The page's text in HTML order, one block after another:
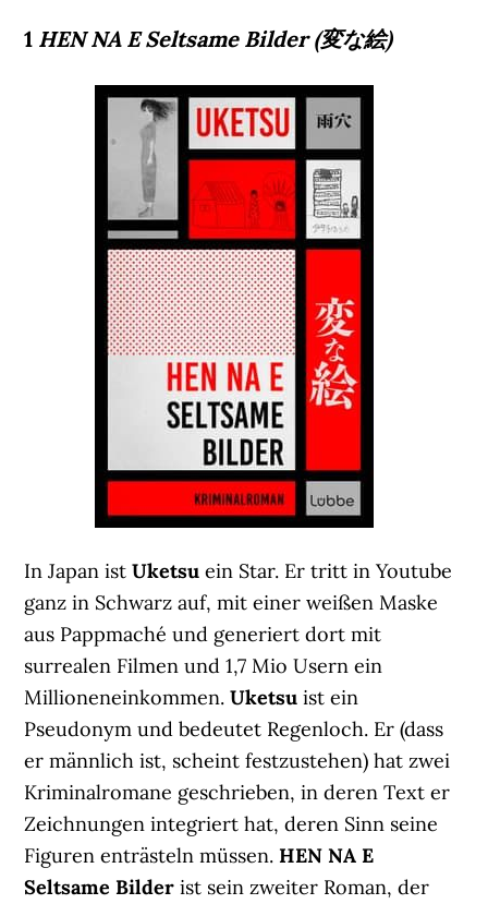
1 HEN NA E Seltsame Bilder (変な絵)
In Japan istUketsu ein Star. Er tritt in Youtube
ganz in Schwarz auf, mit einer weißen Maske
aus Pappmaché und generiert dort mit
surrealen Filmen und 1,7 Mio Usern ein
Millioneneinkommen.Uketsu ist ein
Pseudonym und bedeutet Regenloch. Er (dass
er männlich ist, scheint festzustehen) hat zwei
Kriminalromane geschrieben, in deren Text er
Zeichnungen integriert hat, deren Sinn seine
Figuren enträsteln müssen.HEN NA E
Seltsame Bilderist sein zweiter Roman, der